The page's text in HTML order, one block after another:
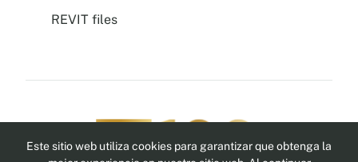
REVIT files
Este sitio web utiliza cookies para garantizar que obtenga la